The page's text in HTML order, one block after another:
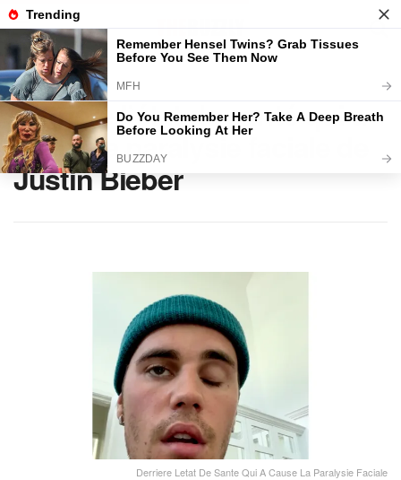
Home BEAUTÉ
Derrière l’état de santé qui a
causé la paralysie faciale de
Justin Bieber
Derriere Letat De Sante Qui A Cause La Paralysie Faciale